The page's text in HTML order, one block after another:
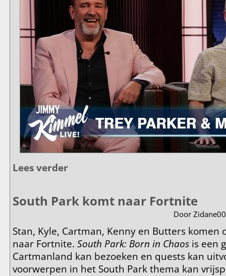
Lees verder
South Park komt naar Fortnite
Door
Stan, Kyle, Cartman, Kenny en Butters komen
naar Fortnite. South Park: Born in Chaos is een
Cartmanland kan bezoeken en quests kan
voorwerpen in het South Park thema kan